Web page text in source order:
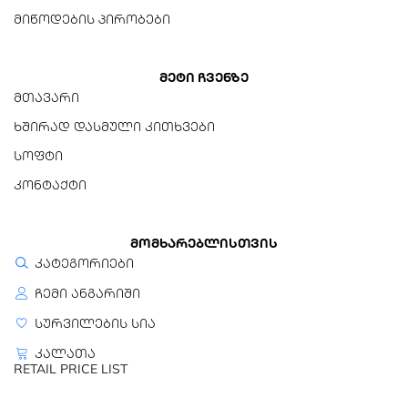
0°C-დან +60°C-მდე
წყალგამძლე,
CE, FCC, BSMI, RCM
5 წელი (შეზღუდული)
მიწოდების პირობები
მეტი ჩვენზე
მთავარი
ხშირად დასმული კითხვები
სოფტი
კონტაქტი
მომხარებლისთვის
კატეგორიები
ჩემი ანგარიში
სურვილების სია
კალათა
RETAIL PRICE LIST